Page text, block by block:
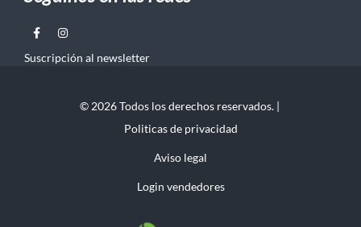
Suscripción al newsletter
© 2026 Todos los derechos reservados. |
Politicas de privacidad
Aviso legal
Login vendedores